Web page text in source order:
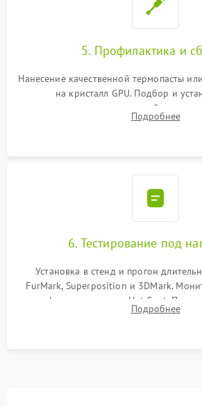
5. Профилактика и
Нанесение качественной термопасты
на кристалл GPU. Подбор и
термопрокладок правильной
питания. Монтаж радиатора и
Подробнее
6. Тестирование под
Установка в стенд и прогон
FurMark, Superposition и 3DMark.
графического чипа и Hot Spot.
артефактов изображения, вылетов
Подробнее